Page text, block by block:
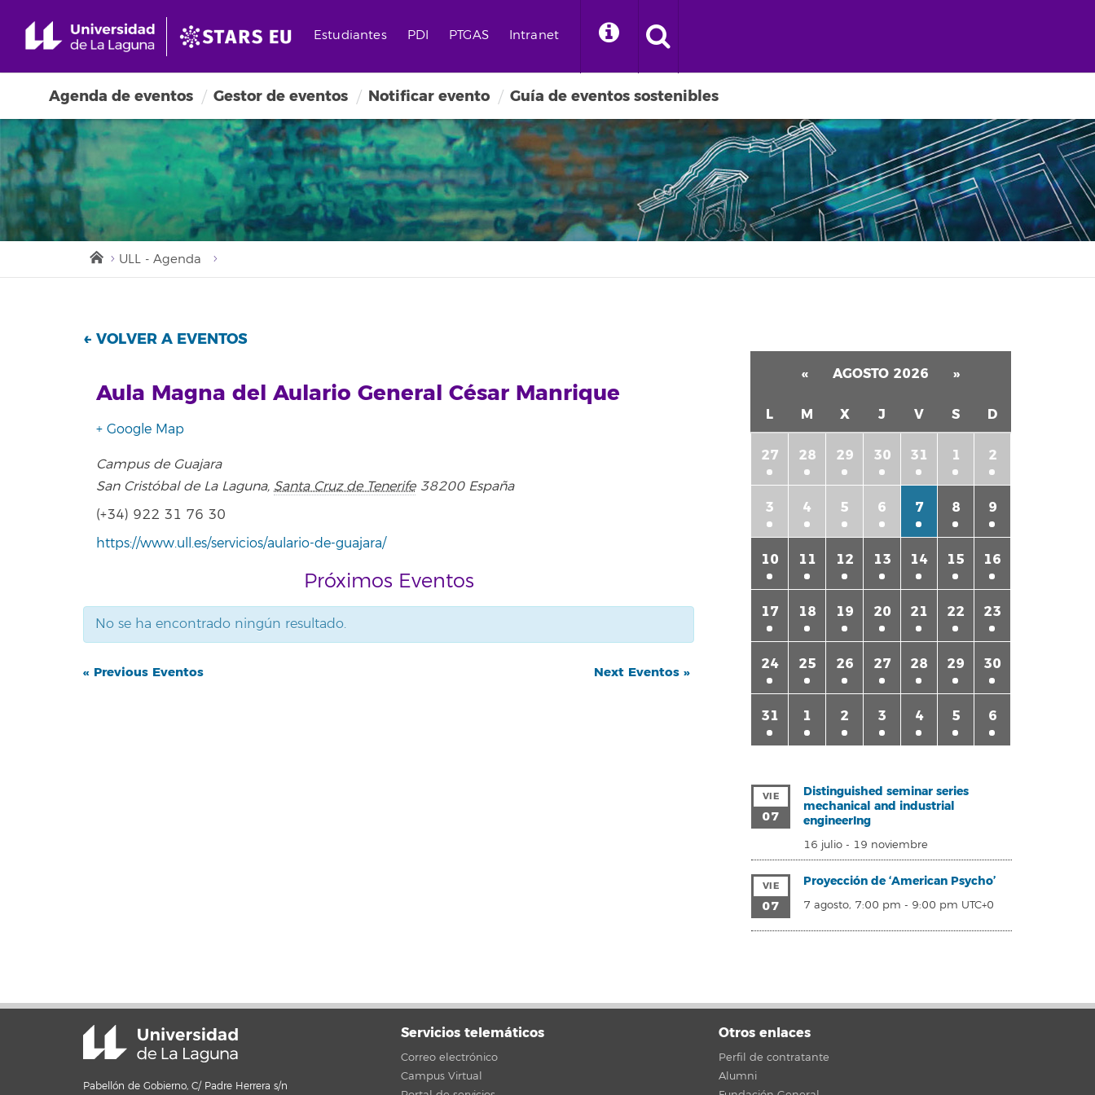
Estudiantes PDI PTGAS Intranet
Agenda de eventos Gestor de eventos Notificar evento Guía de eventos sostenibles
ULL - Agenda
← VOLVER A EVENTOS
Aula Magna del Aulario General César Manrique
+ Google Map
Campus de Guajara
San Cristóbal de La Laguna, Santa Cruz de Tenerife 38200 España
(+34) 922 31 76 30
https://www.ull.es/servicios/aulario-de-guajara/
Próximos Eventos
No se ha encontrado ningún resultado.
Eventos
Eventos
« Previous Eventos Next Eventos »
« AGOSTO 2026 »
L M X J V S D
27 28 29 30 31 1 2
3 4 5 6 7 8 9
10 11 12 13 14 15 16
17 18 19 20 21 22 23
24 25 26 27 28 29 30
31 1 2 3 4 5 6
VIE
07
Distinguished seminar series
mechanical and industrial
engineerIng
16 julio - 19 noviembre
VIE
07
Proyección de ‘American Psycho’
7 agosto, 7:00 pm - 9:00 pm UTC+0
Pabellón de Gobierno, C/ Padre Herrera s/n
Servicios telemáticos
Correo electrónico
Campus Virtual
Otros enlaces
Perfil de contratante
Alumni